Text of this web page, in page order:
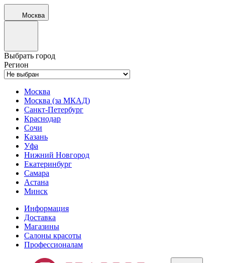
Москва
Выбрать город
Регион
Москва
Москва (за МКАД)
Санкт-Петербург
Краснодар
Сочи
Казань
Уфа
Нижний Новгород
Екатеринбург
Самара
Астана
Минск
Информация
Доставка
Магазины
Салоны красоты
Профессионалам